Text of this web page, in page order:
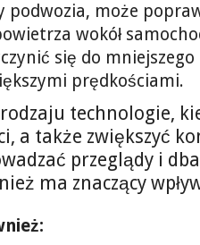
podwozia, może
wokół
się do
prędkościami.
technologie,
a także zwiększyć
przeglądy i
ma znaczący